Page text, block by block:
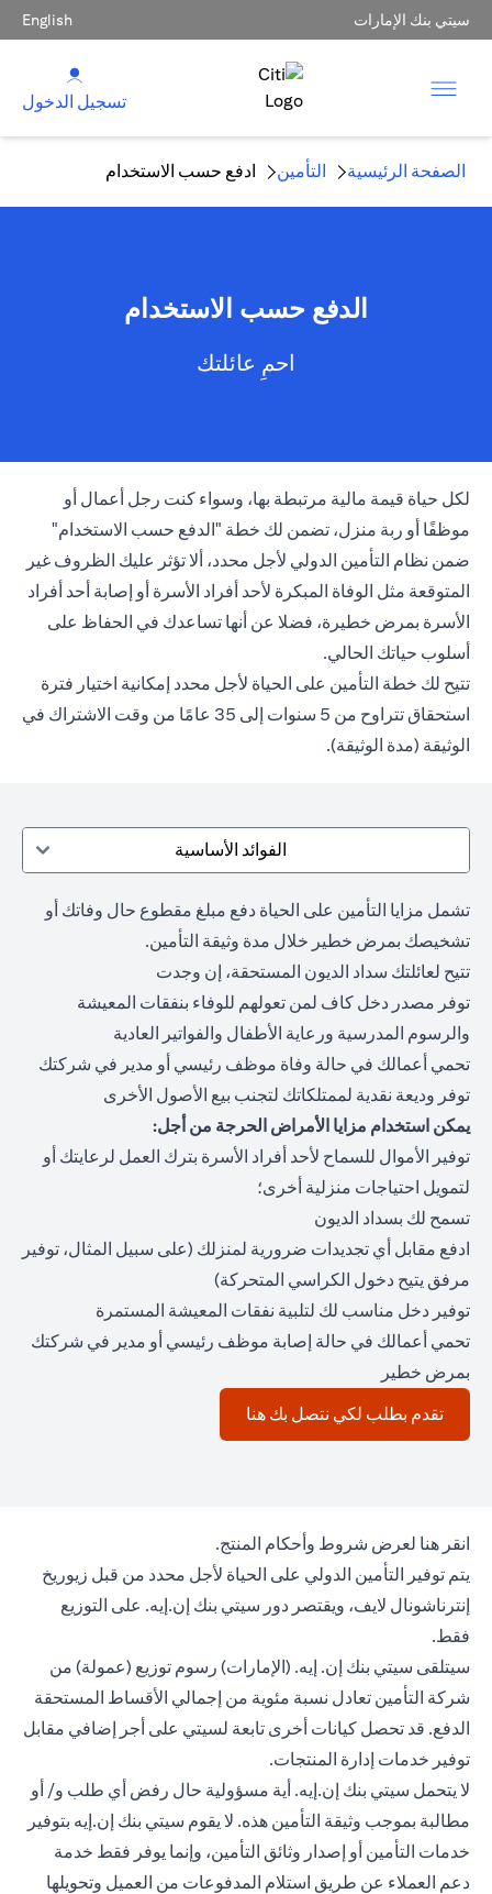
سيتي بنك الإمارات English
تسجيل الدخول
الصفحة الرئيسية التأمين ادفع حسب الاستخدام
الدفع حسب الاستخدام
احمِ عائلتك
لكل حياة قيمة مالية مرتبطة بها، وسواء كنت رجل أعمال أو
موظفًا أو ربة منزل، تضمن لك خطة "الدفع حسب الاستخدام"
ضمن نظام التأمين الدولي لأجل محدد، ألا تؤثر عليك الظروف غير
المتوقعة مثل الوفاة المبكرة لأحد أفراد الأسرة أو إصابة أحد أفراد
الأسرة بمرض خطيرة، فضلا عن أنها تساعدك في الحفاظ على
أسلوب حياتك الحالي.
تتيح لك خطة التأمين على الحياة لأجل محدد إمكانية اختيار فترة
استحقاق تتراوح من 5 سنوات إلى 35 عامًا من وقت الاشتراك في
الوثيقة (مدة الوثيقة).
الفوائد الأساسية
تشمل مزايا التأمين على الحياة دفع مبلغ مقطوع حال وفاتك أو
تشخيصك بمرض خطير خلال مدة وثيقة التأمين.
تتيح لعائلتك سداد الديون المستحقة، إن وجدت
توفر مصدر دخل كاف لمن تعولهم للوفاء بنفقات المعيشة
والرسوم المدرسية ورعاية الأطفال والفواتير العادية
تحمي أعمالك في حالة وفاة موظف رئيسي أو مدير في شركتك
توفر وديعة نقدية لممتلكاتك لتجنب بيع الأصول الأخرى
يمكن استخدام مزايا الأمراض الحرجة من أجل:
توفير الأموال للسماح لأحد أفراد الأسرة بترك العمل لرعايتك أو
لتمويل احتياجات منزلية أخرى؛
تسمح لك بسداد الديون
ادفع مقابل أي تجديدات ضرورية لمنزلك (على سبيل المثال، توفير
مرفق يتيح دخول الكراسي المتحركة)
توفير دخل مناسب لك لتلبية نفقات المعيشة المستمرة
تحمي أعمالك في حالة إصابة موظف رئيسي أو مدير في شركتك
بمرض خطير
تقدم بطلب لكي نتصل بك هنا
انقر هنا لعرض شروط وأحكام المنتج.
يتم توفير التأمين الدولي على الحياة لأجل محدد من قبل زيوريخ
إنترناشونال لايف، ويقتصر دور سيتي بنك إن.إيه. على التوزيع
فقط.
سيتلقى سيتي بنك إن. إيه. (الإمارات) رسوم توزيع (عمولة) من
شركة التأمين تعادل نسبة مئوية من إجمالي الأقساط المستحقة
الدفع. قد تحصل كيانات أخرى تابعة لسيتي على أجر إضافي مقابل
توفير خدمات إدارة المنتجات.
لا يتحمل سيتي بنك إن.إيه. أية مسؤولية حال رفض أي طلب و/ أو
مطالبة بموجب وثيقة التأمين هذه. لا يقوم سيتي بنك إن.إيه بتوفير
خدمات التأمين أو إصدار وثائق التأمين، وإنما يوفر فقط خدمة
دعم العملاء عن طريق استلام المدفوعات من العميل وتحويلها